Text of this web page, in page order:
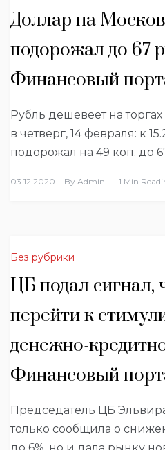
Доллар на
подорожал до 67
Финансовый
Рубль дешевеет на
в четверг, 14 февраля: к
подорожал на 49 коп. до
03.12.2020 By Admin 1 Min
Без рубрики
ЦБ подал сигнал,
перейти к
денежно-
Финансовый
Председатель ЦБ
только сообщила о